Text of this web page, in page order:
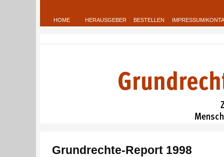
HOME HERAUSGEBER BESTELLEN IMPRESSUM/
Grundrechte-Report 1998